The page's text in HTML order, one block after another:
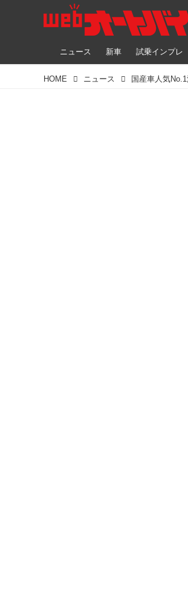
ニュース 新車 試乗インプレ
HOME ニュース